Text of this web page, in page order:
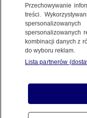
Udostępnij
Przechowywanie
treści.
spersonalizowanych
kombinacji danych z
do wyboru reklam.
Lista partnerów